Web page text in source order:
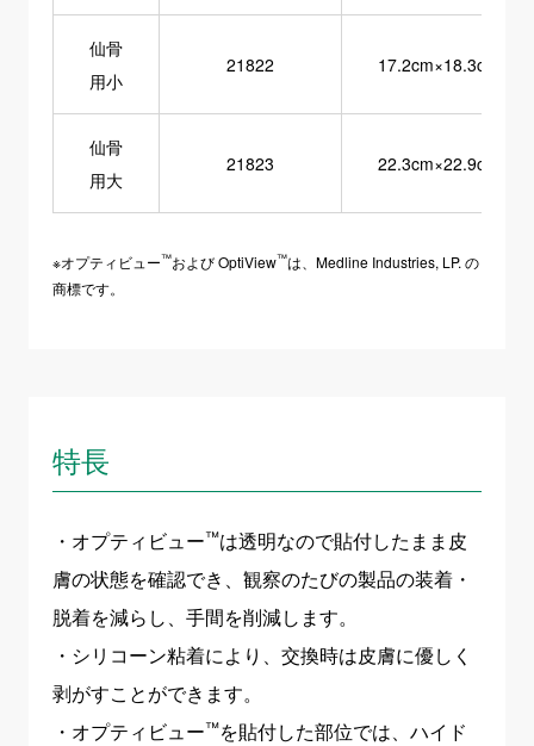
仙骨
用小
21822 17.2cm×18.3cm
仙骨
用大
21823 22.3cm×22.9cm
※オプティビュー™および OptiView™は、Medline Industries, LP. の
商標です。
特長
・オプティビュー™は透明なので貼付したまま皮
膚の状態を確認でき、観察のたびの製品の装着・
脱着を減らし、手間を削減します。
・シリコーン粘着により、交換時は皮膚に優しく
剥がすことができます。
・オプティビュー™を貼付した部位では、ハイド